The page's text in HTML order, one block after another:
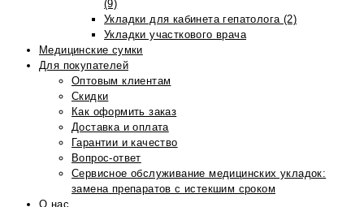
(9)
Укладки для кабинета гепатолога (2)
Укладки участкового врача
Медицинские сумки
Для покупателей
Оптовым клиентам
Скидки
Как оформить заказ
Доставка и оплата
Гарантии и качество
Вопрос-ответ
Сервисное обслуживание медицинских укладок:
замена препаратов с истекшим сроком
О нас